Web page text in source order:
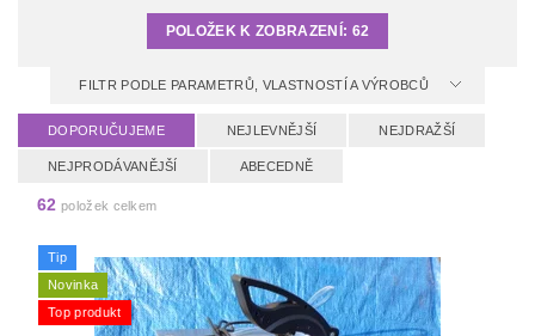
POLOŽEK K ZOBRAZENÍ: 62
FILTR PODLE PARAMETRŮ, VLASTNOSTÍ A VÝROBCŮ
DOPORUČUJEME NEJLEVNĚJŠÍ NEJDRAŽŠÍ
NEJPRODÁVANĚJŠÍ ABECEDNĚ
62 položek celkem
Tip
Novinka
Top produkt